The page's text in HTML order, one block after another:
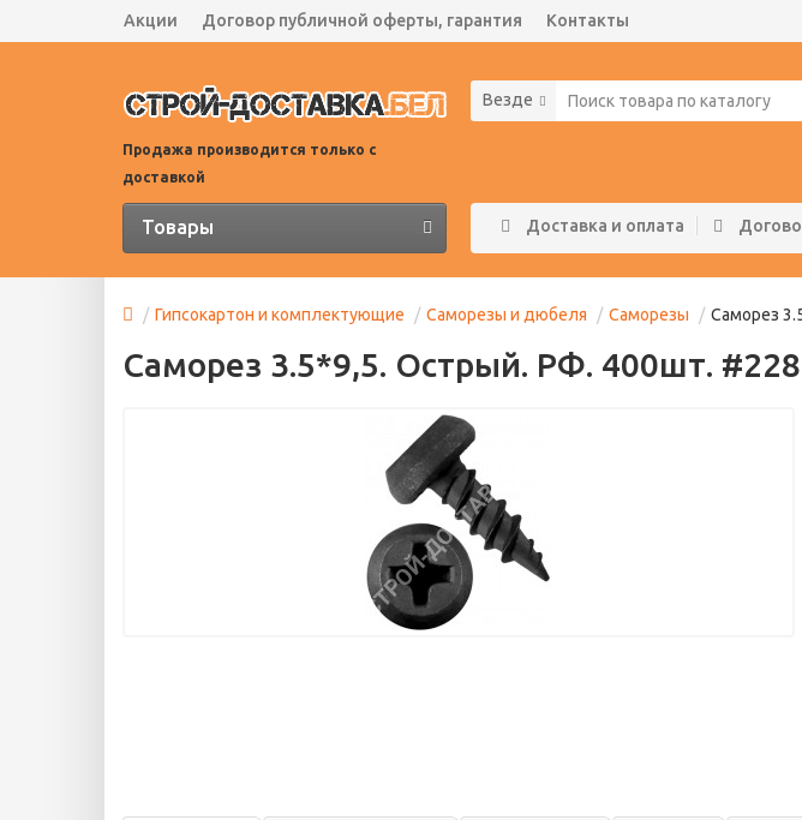
Акции Договор публичной оферты, гарантия Контакты
Продажа производится только с
доставкой
Везде
Доставка и оплата
Товары
Гипсокартон и комплектующие Саморезы и дюбеля Саморезы Саморез
Саморез 3.5*9,5. Острый. РФ. 400шт.